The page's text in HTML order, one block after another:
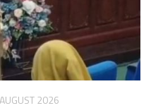
2026